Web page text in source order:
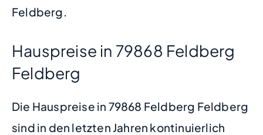
Feldberg.
Hauspreise in 79868 Feldberg
Feldberg
Die Hauspreise in 79868 Feldberg Feldberg
sind in den letzten Jahren kontinuierlich